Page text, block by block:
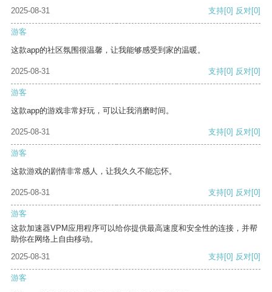
2025-08-31
支持[0] 反对[0]
游客
这款app的社区氛围很温馨，让我能够感受到家的温暖。
2025-08-31 支持[0] 反对[0]
游客
这款app的游戏非常好玩，可以让我消磨时间。
2025-08-31 支持[0] 反对[0]
游客
这款游戏的剧情非常感人，让我久久不能忘怀。
2025-08-31 支持[0] 反对[0]
游客
这款加速器VPM应用程序可以给你提供最高速度和安全性的连接，并帮
助你在网络上自由移动。
2025-08-31
支持[0] 反对[0]
游客